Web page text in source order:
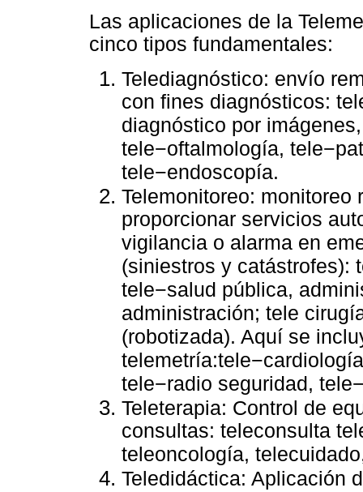
Las aplicaciones de la
cinco tipos fundamentales:
Telediagnóstico: envío
con fines diagnósticos:
diagnóstico por
tele−oftalmología,
tele−endoscopía.
Telemonitoreo: monitoreo
proporcionar servicios
vigilancia o alarma en
(siniestros y catástrofes):
tele−salud pública,
administración; tele
(robotizada). Aquí se
tele−radio seguridad,
Teleterapia: Control de
consultas: teleconsulta
teleoncología,
Teledidáctica: Aplicación